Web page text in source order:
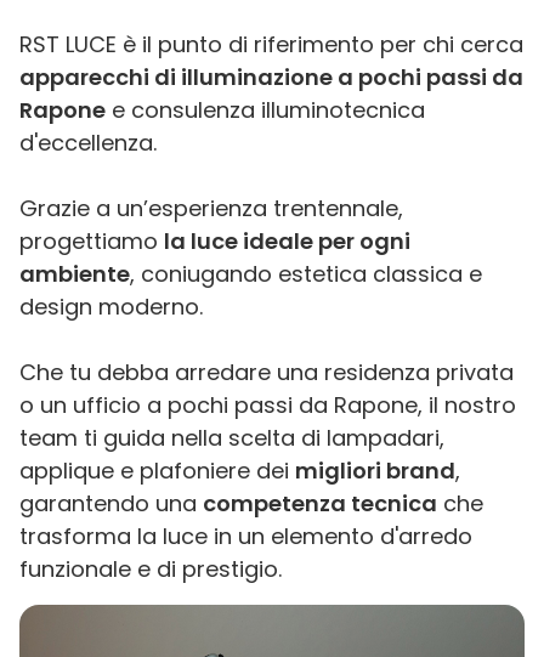
RST LUCE è il punto di riferimento per chi cerca
apparecchi di illuminazione a pochi passi da
Rapone e consulenza illuminotecnica
d'eccellenza.
Grazie a un’esperienza trentennale,
progettiamo la luce ideale per ogni
ambiente, coniugando estetica classica e
design moderno.
Che tu debba arredare una residenza privata
o un ufficio a pochi passi da Rapone, il nostro
team ti guida nella scelta di lampadari,
applique e plafoniere dei migliori brand,
garantendo una competenza tecnica che
trasforma la luce in un elemento d'arredo
funzionale e di prestigio.